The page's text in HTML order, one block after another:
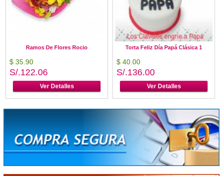
Ramos De Flores Rocio
$ 35.90
S/.122.06
Ver Detalles
Torta Feliz Día Papá Clásica 1
$ 40.00
S/.136.00
Ver Detalles